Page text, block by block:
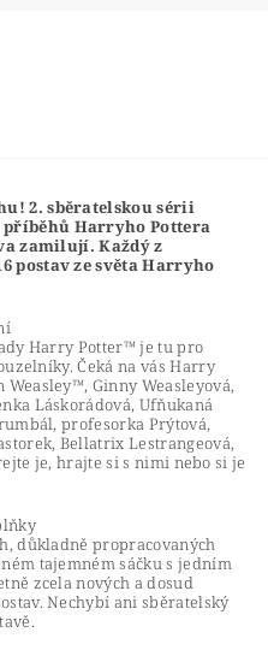
2. sběratelskou sérii
Harryho Pottera
zamilují. Každý z
postav ze světa Harryho
Harry Potter™ je tu pro
Čeká na vás Harry
Weasley™, Ginny Weasleyová,
Láskorádová, Ufňukaná
profesorka Prýtová,
Bellatrix Lestrangeová,
je, hrajte si s nimi nebo si je
důkladně propracovaných
tajemném sáčku s jedním
zcela nových a dosud
Nechybí ani sběratelský